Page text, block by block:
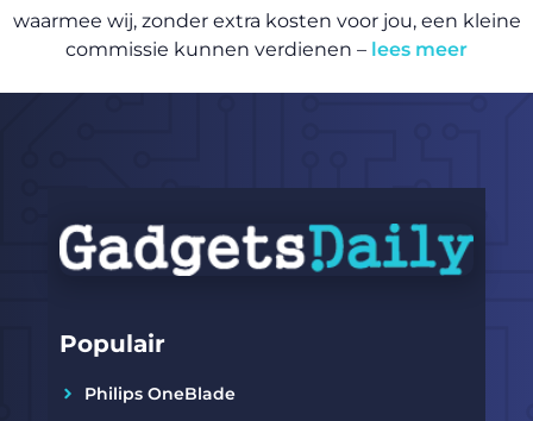
waarmee wij, zonder extra kosten voor jou, een kleine
commissie kunnen verdienen – lees meer
Populair
Philips OneBlade